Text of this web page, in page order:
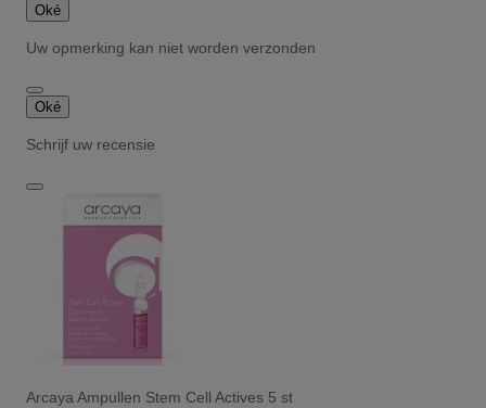
Oké
Uw opmerking kan niet worden verzonden
Oké
Schrijf uw recensie
Arcaya Ampullen Stem Cell Actives 5 st